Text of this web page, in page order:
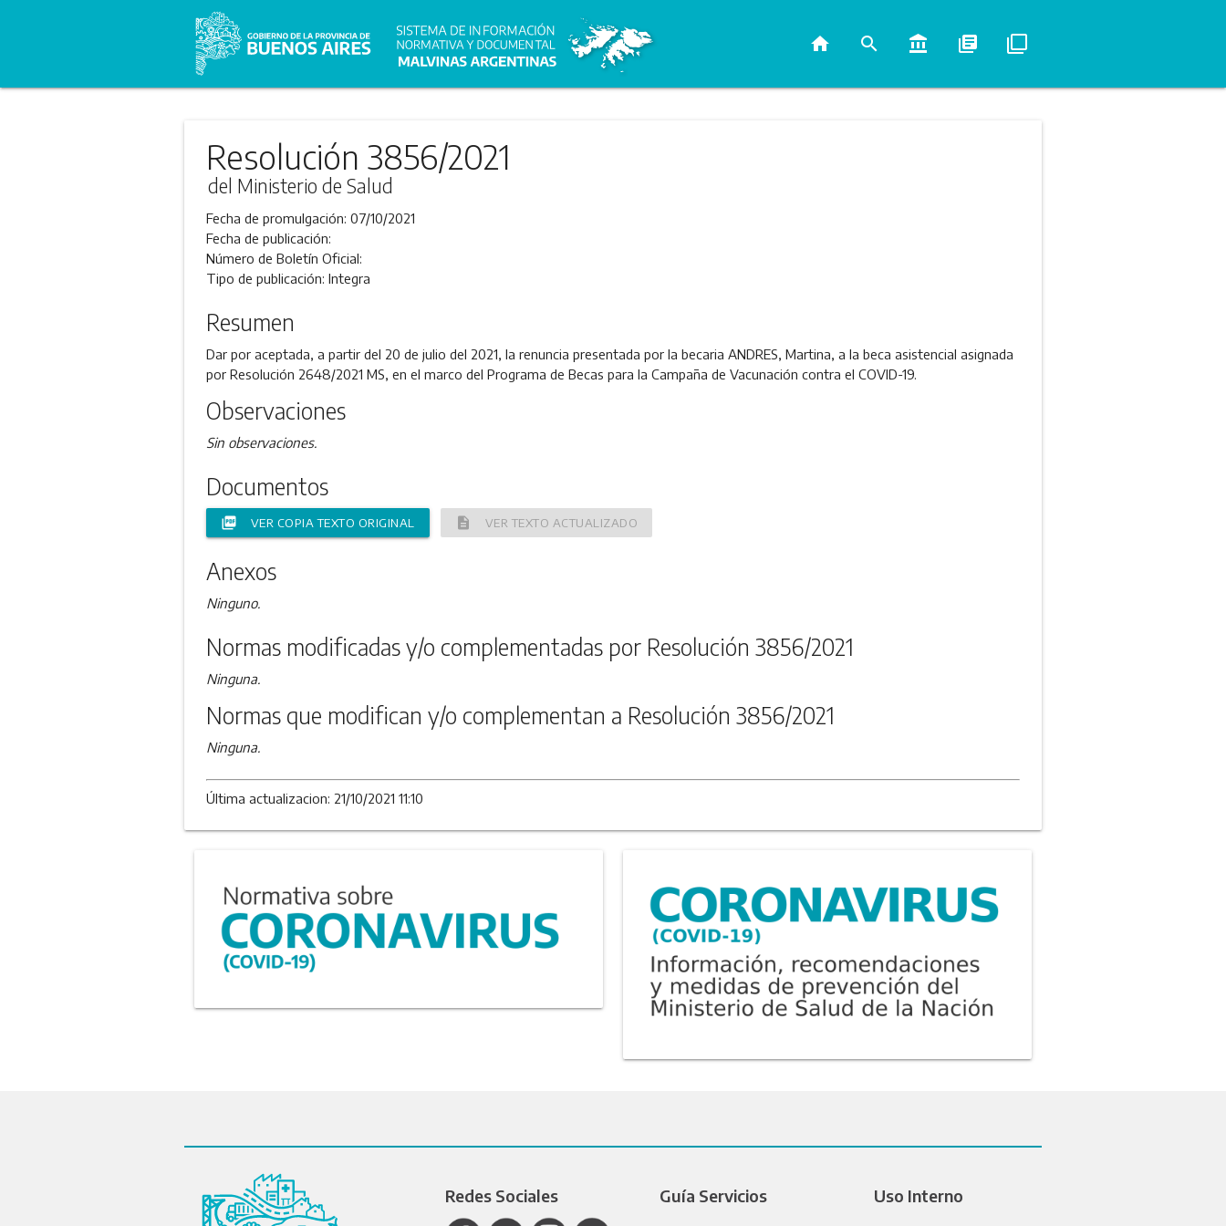
home search account_balance library_books filter_none
Resolución 3856/2021
del Ministerio de Salud
Fecha de promulgación: 07/10/2021
Fecha de publicación:
Número de Boletín Oficial:
Tipo de publicación: Integra
Resumen
Dar por aceptada, a partir del 20 de julio del 2021, la renuncia presentada por la becaria ANDRES, Martina, a la beca asistencial asignada
por Resolución 2648/2021 MS, en el marco del Programa de Becas para la Campaña de Vacunación contra el COVID-19.
Observaciones
Sin observaciones.
Documentos
picture_as_pdf VER COPIA TEXTO ORIGINAL description VER TEXTO ACTUALIZADO
Anexos
Ninguno.
Normas modificadas y/o complementadas por Resolución 3856/2021
Ninguna.
Normas que modifican y/o complementan a Resolución 3856/2021
Ninguna.
Última actualizacion: 21/10/2021 11:10
Redes Sociales Guía Servicios Uso Interno